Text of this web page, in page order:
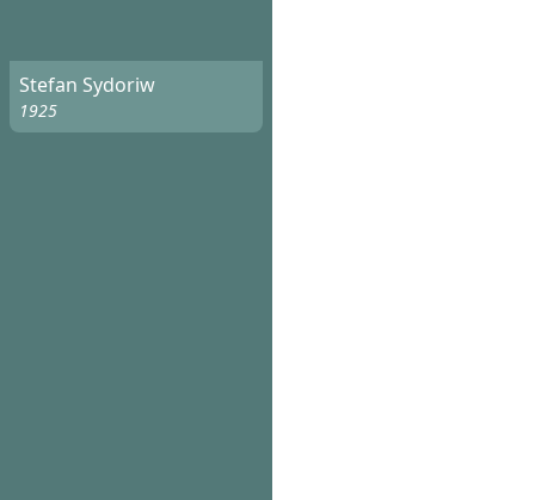
Stefan Sydoriw
1925